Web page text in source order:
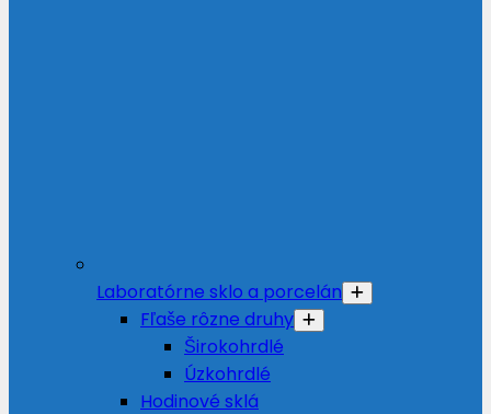
Laboratórne sklo a porcelán
Fľaše rôzne druhy
Širokohrdlé
Úzkohrdlé
Hodinové sklá